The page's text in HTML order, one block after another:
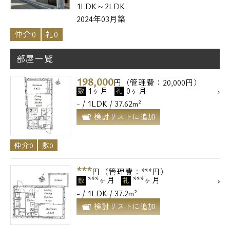
1LDK～2LDK
2024年03月築
仲介0
礼0
部屋一覧
198,000円（管理費：20,000円）
敷 1ヶ月 礼 0ヶ月
- / 1LDK / 37.62m²
検討リストに追加
仲介0 敷0
***円（管理費：***円）
敷 ***ヶ月 礼 ***ヶ月
- / 1LDK / 37.2m²
検討リストに追加